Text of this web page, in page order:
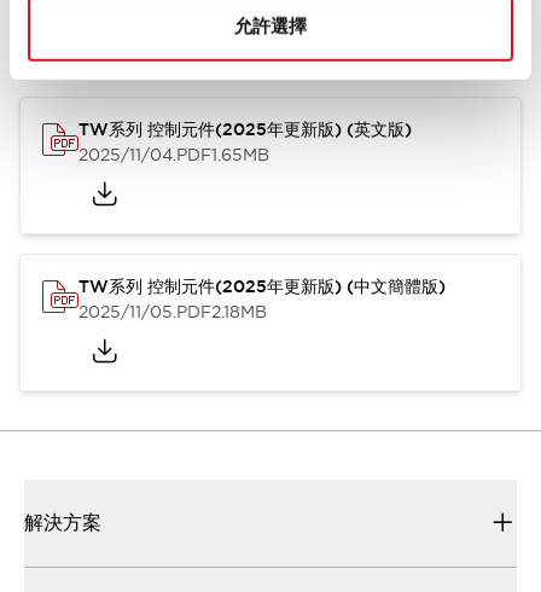
允許選擇
認證與標準
TW系列 控制元件(2025年更新版) (英文版)
2025/11/04.PDF1.65MB
TW系列 控制元件(2025年更新版) (中文簡體版)
2025/11/05.PDF2.18MB
解決方案